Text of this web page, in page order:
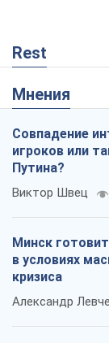
Rest
Мнения
Совпадение
игроков или
Путина?
Виктор Швец
Минск
в условиях
кризиса
Александр